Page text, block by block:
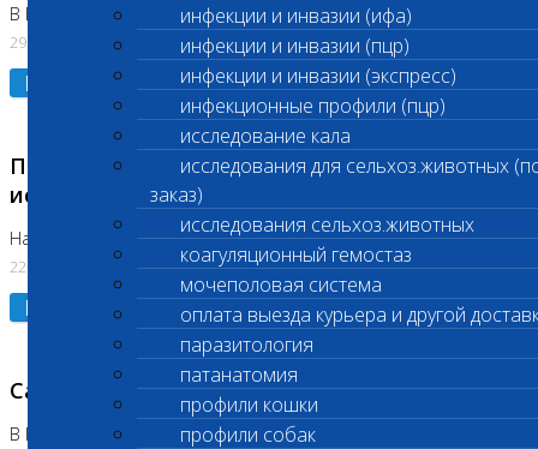
инфекции и инвазии (ифа)
инфекции и инвазии (пцр)
инфекции и инвазии (экспресс)
инфекционные профили (пцр)
исследование кала
исследования для сельхоз.животных
заказ)
исследования сельхоз.животных
коагуляционный гемостаз
мочеполовая система
оплата выезда курьера и другой
паразитология
патанатомия
профили кошки
профили собак
В Бутово 29.07.26
29.07.2026
Подробнее
Приостановлено выполнение биохимических
исследований
На Нагорной. Код ( 123,310,309)
22.07.2026
Подробнее
Санитарные дни
В Коломне 24.07.2026 и 28.07.2026